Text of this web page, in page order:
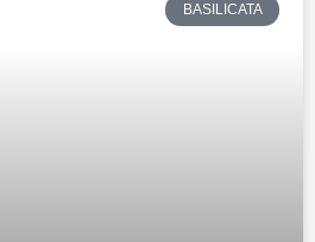
BASILICATA